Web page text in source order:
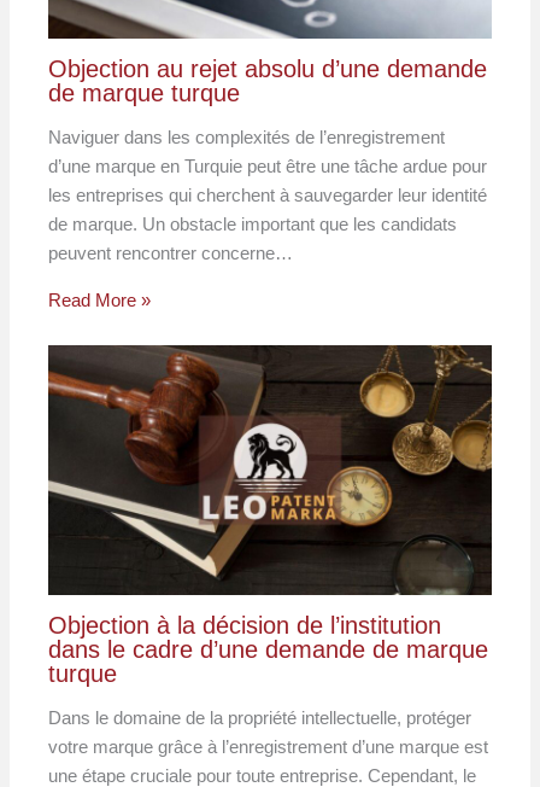
Objection au rejet absolu d’une demande
de marque turque
Naviguer dans les complexités de l’enregistrement
d’une marque en Turquie peut être une tâche ardue pour
les entreprises qui cherchent à sauvegarder leur identité
de marque. Un obstacle important que les candidats
peuvent rencontrer concerne…
Read More »
Objection à la décision de l’institution
dans le cadre d’une demande de marque
turque
Dans le domaine de la propriété intellectuelle, protéger
votre marque grâce à l’enregistrement d’une marque est
une étape cruciale pour toute entreprise. Cependant, le